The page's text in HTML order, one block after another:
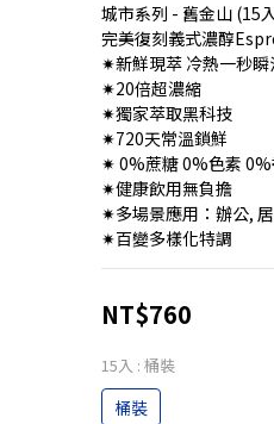
城市系列 - 舊金山 (15
完美復刻義式濃醇
✷新鮮現萃 冷熱一秒瞬
✷20倍超濃縮
✷獨家萃取黑科技
✷720天常溫鎖鮮
✷ 0%蔗糖 0%色素
✷健康飲用無負擔
✷多場景應用：辦公,
✷百變多樣化特調
NT$760
15入 : 桶裝
桶裝